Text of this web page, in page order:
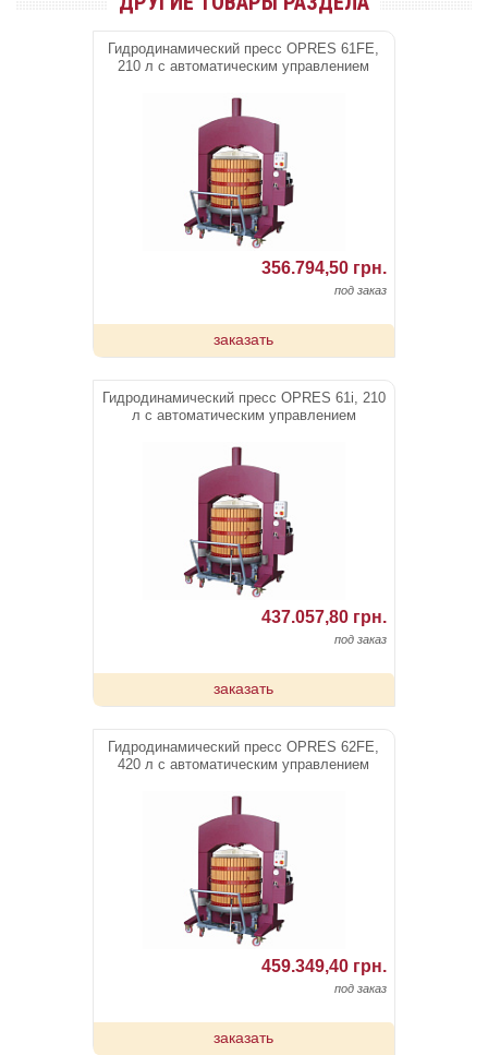
Гидродинамический пресс OPRES 61FE,
210 л c автоматическим управлением
356.794,50 грн.
под заказ
заказать
Гидродинамический пресс OPRES 61i, 210
л c автоматическим управлением
437.057,80 грн.
под заказ
заказать
Гидродинамический пресс OPRES 62FE,
420 л c автоматическим управлением
459.349,40 грн.
под заказ
заказать